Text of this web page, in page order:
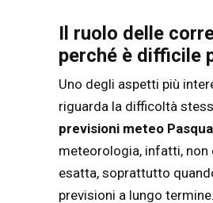
Il ruolo delle
perché è difficile
Uno degli aspetti più
riguarda la difficoltà
previsioni meteo Pasqua
meteorologia, infatti, non
esatta, soprattutto
previsioni a lungo termine.